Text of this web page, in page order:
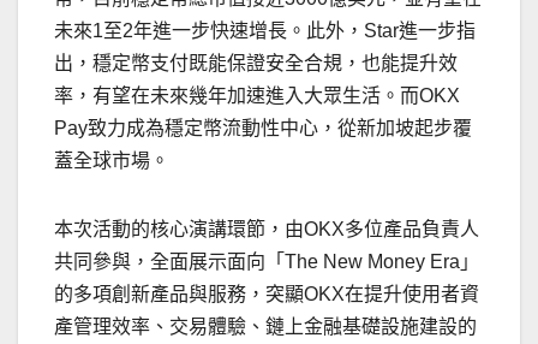
未來1至2年進一步快速增長。此外，Star進一步指
出，穩定幣支付既能保證安全合規，也能提升效
率，有望在未來幾年加速進入大眾生活。而OKX
Pay致力成為穩定幣流動性中心，從新加坡起步覆
蓋全球市場。
本次活動的核心演講環節，由OKX多位產品負責人
共同參與，全面展示面向「The New Money Era」
的多項創新產品與服務，突顯OKX在提升使用者資
產管理效率、交易體驗、鏈上金融基礎設施建設的